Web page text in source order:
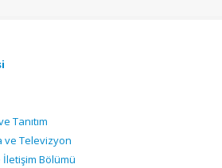
Tanıtım
ve Televizyon
Bölümü